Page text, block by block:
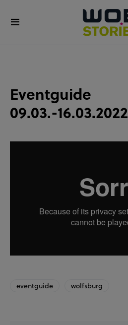
Eventguide
09.03.-16.03.2022
eventguide wolfsburg